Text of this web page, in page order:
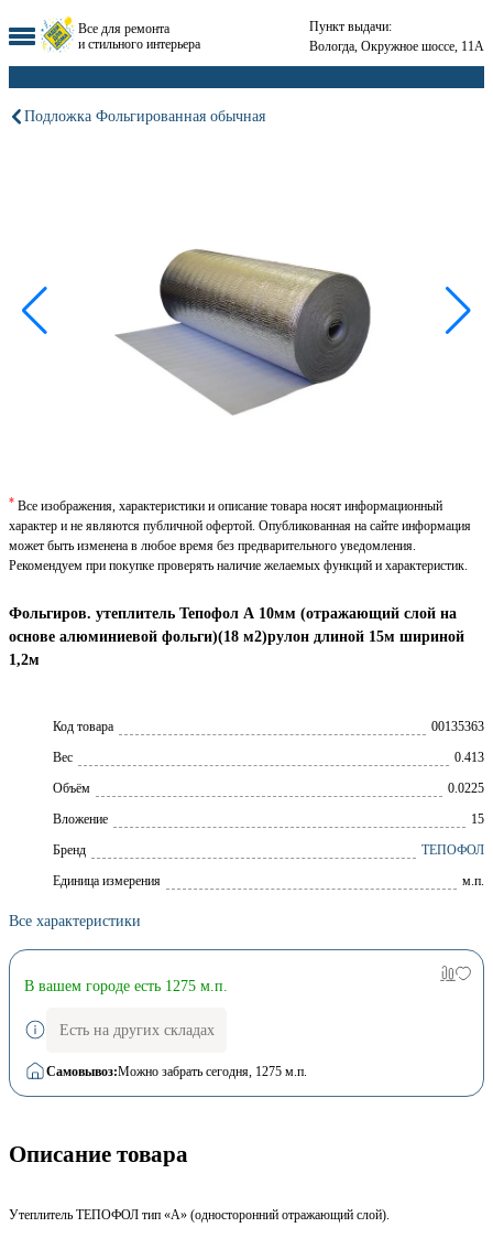
Все для ремонта
и стильного интерьера
Пункт выдачи:
Вологда, Окружное шоссе, 11А
Подложка Фольгированная обычная
Фольгиров. утеплитель Тепофол А 10мм (отражающий слой на
основе алюминиевой фольги)(18 м2)рулон длиной 15м шириной
1,2м
Код товара
00135363
Вес
0.413
Объём
0.0225
Вложение
15
Брeнд
ТЕПОФОЛ
Единица измерения
м.п.
Все характеристики
* Все изображения, характеристики и описание товара носят информационный
характер и не являются публичной офертой. Опубликованная на сайте информация
может быть изменена в любое время без предварительного уведомления.
Рекомендуем при покупке проверять наличие желаемых функций и характеристик.
В вашем городе есть 1275 м.п.
Есть на других складах
Самовывоз:Можно забрать сегодня, 1275 м.п.
Описание товара
Утеплитель ТЕПОФОЛ тип «А» (односторонний отражающий слой).